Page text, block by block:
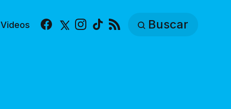
Videos Facebook
X Instagram
TikTok Buscar